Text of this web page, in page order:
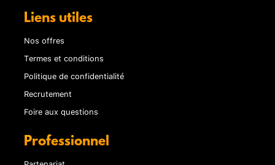
Liens utiles
Nos offres
Termes et conditions
Politique de confidentialité
Recrutement
Foire aux questions
Professionnel